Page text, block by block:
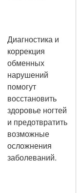
Диагностика и
коррекция
обменных
нарушений
помогут
восстановить
здоровье ногтей
и предотвратить
возможные
осложнения
заболеваний.